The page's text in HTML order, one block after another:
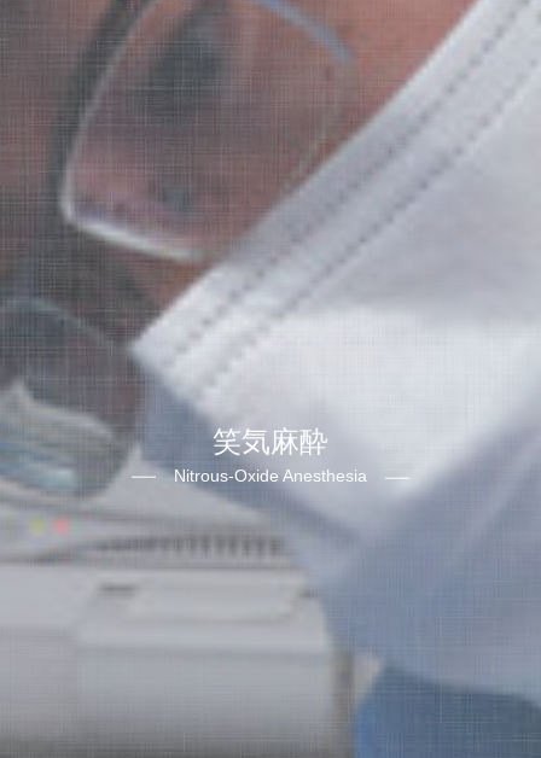
小児歯科
ホワイトニング
歯科用CT
歯周病治療
治療について
骨が少ない場合のインプラント
インプラントの流れ
インプラント症例
インプラントのメンテナンス
笑気麻酔
Nitrous‐Oxide Anesthesia